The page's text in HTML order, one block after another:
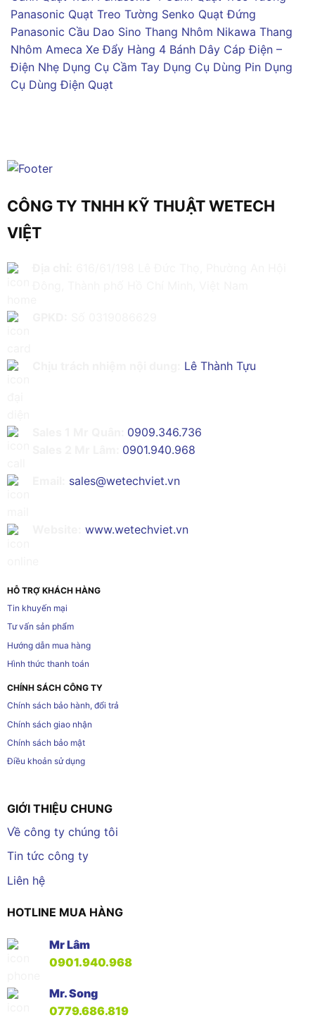
Panasonic Quạt Treo Tường Senko Quạt Đứng
Panasonic Cầu Dao Sino Thang Nhôm Nikawa Thang
Nhôm Ameca Xe Đẩy Hàng 4 Bánh Dây Cáp Điện –
Điện Nhẹ Dụng Cụ Cầm Tay Dụng Cụ Dùng Pin Dụng
Cụ Dùng Điện Quạt
CÔNG TY TNHH KỸ THUẬT WETECH
VIỆT
Lê Thành Tựu
0909.346.736
0901.940.968
sales@wetechviet.vn
www.wetechviet.vn
HỖ TRỢ KHÁCH HÀNG
Tin khuyến mại
Tư vấn sản phẩm
Hướng dẫn mua hàng
Hình thức thanh toán
CHÍNH SÁCH CÔNG TY
Chính sách bảo hành, đổi trả
Chính sách giao nhận
Chính sách bảo mật
Điều khoản sử dụng
GIỚI THIỆU CHUNG
Về công ty chúng tôi
Tin tức công ty
Liên hệ
HOTLINE MUA HÀNG
Mr Lâm
0901.940.968
Mr. Song
0779.686.819